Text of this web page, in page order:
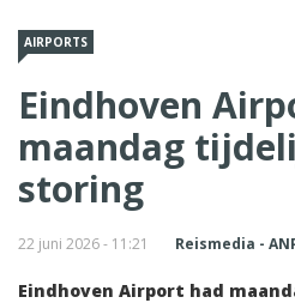
AIRPORTS
Eindhoven
maandag
storing
22 juni 2026 - 11:21 Reismedia -
Eindhoven Airport had